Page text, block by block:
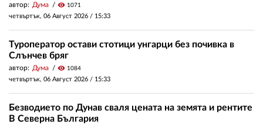
автор: Дума visibility 1071
четвъртък, 06 Август 2026 / 15:33
Туроператор остави стотици унгарци без почивка в
Слънчев бряг
автор: Дума visibility 1084
четвъртък, 06 Август 2026 / 15:33
Безводието по Дунав сваля цената на земята и рентите
В Северна България